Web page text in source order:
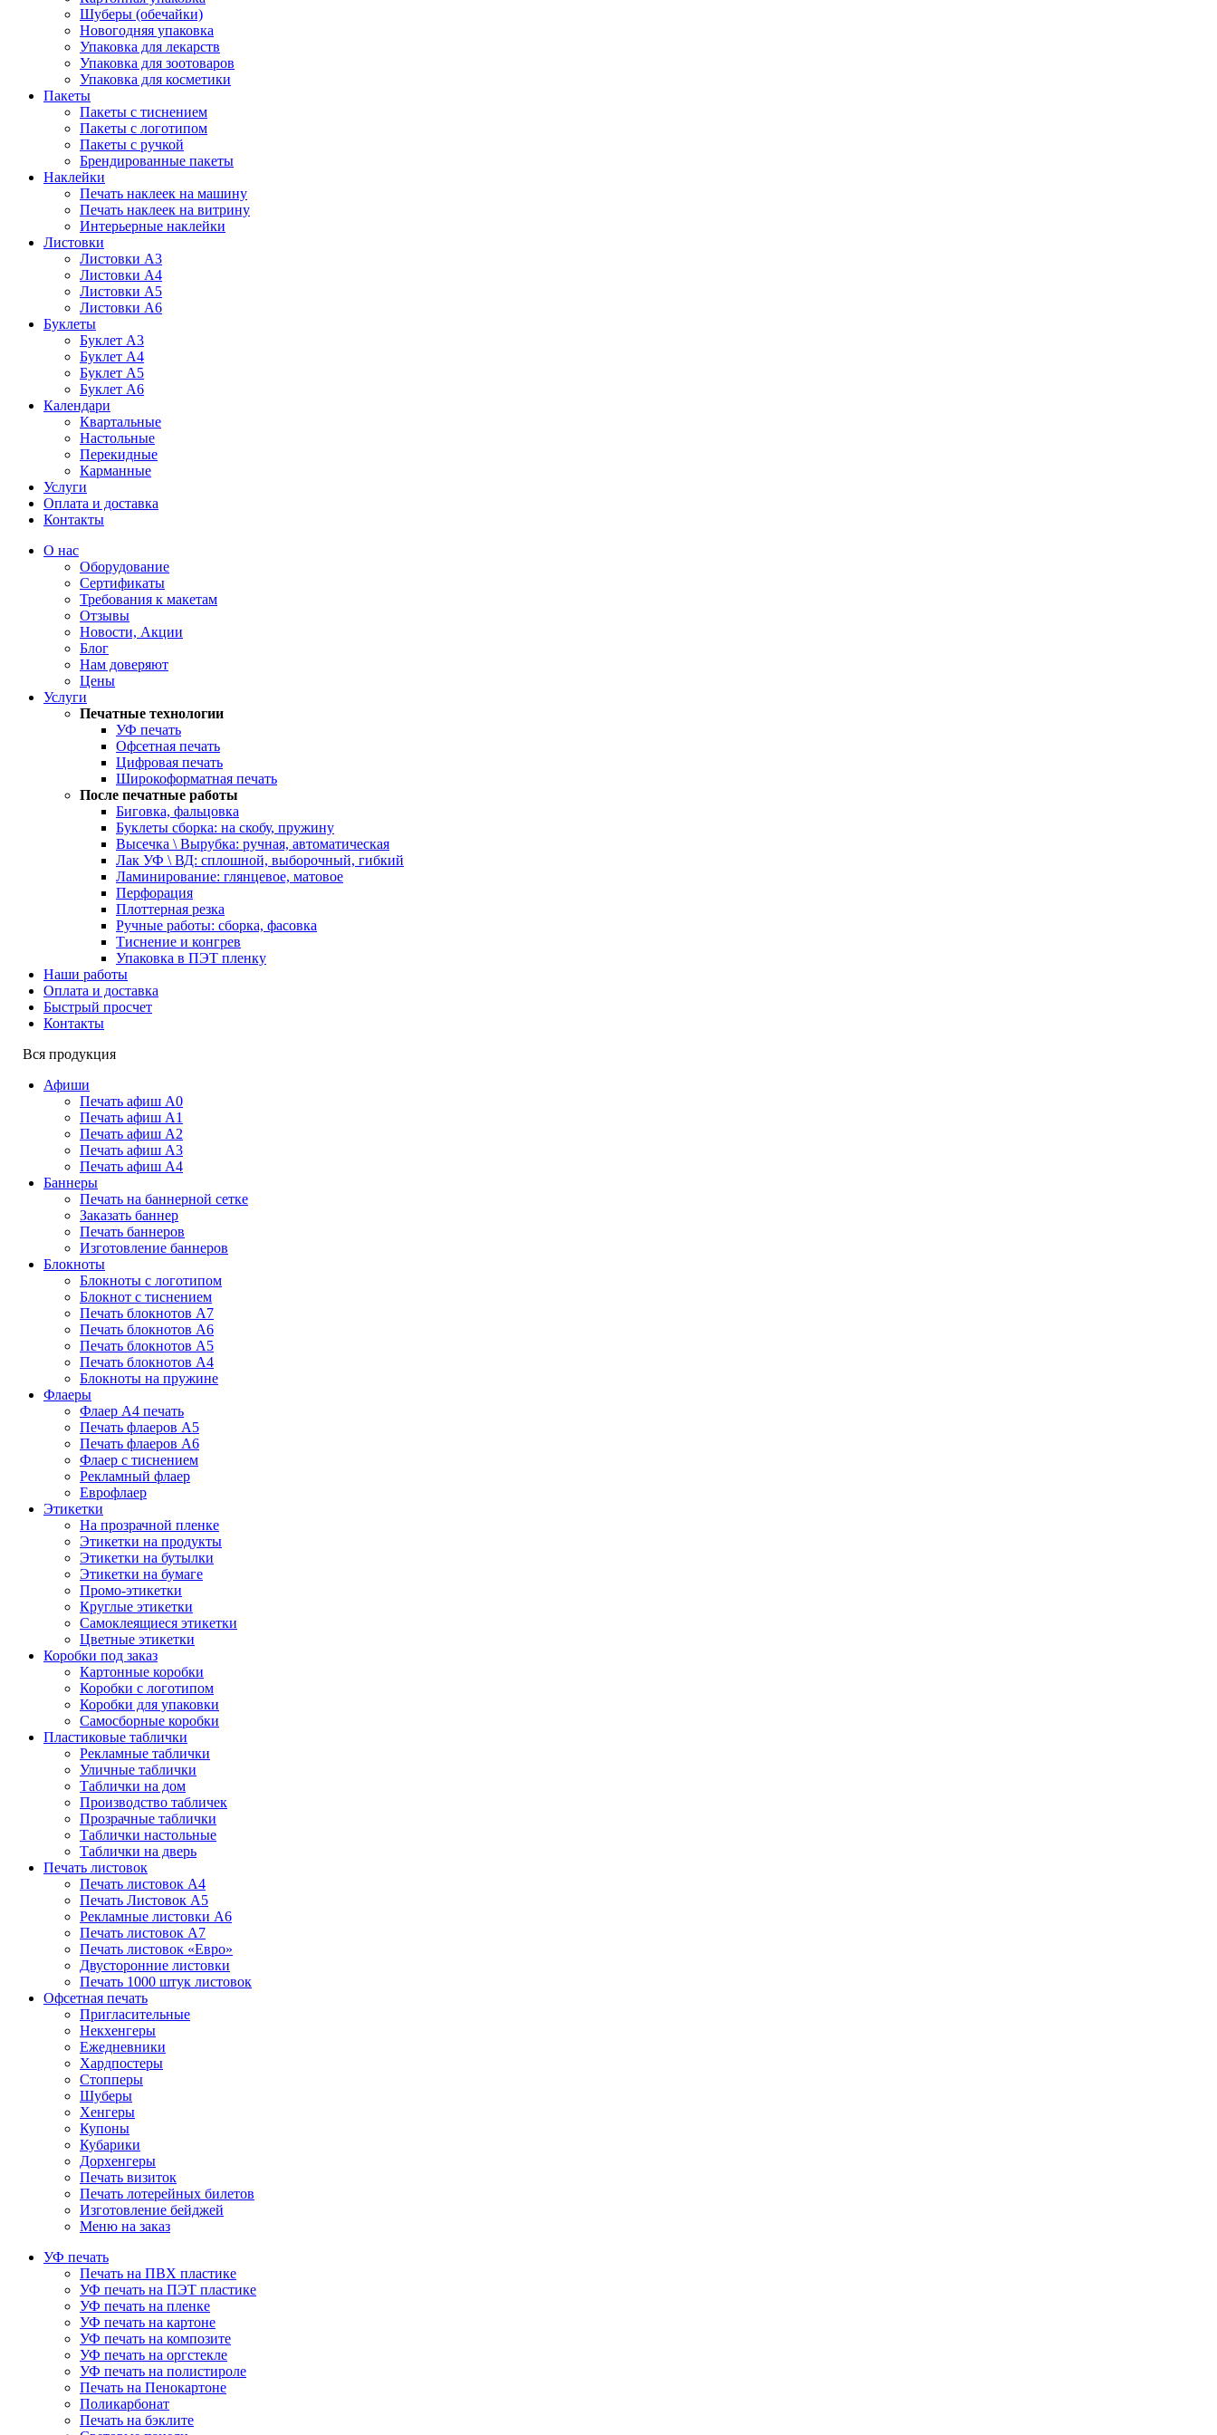
Шуберы (обечайки)
Новогодняя упаковка
Упаковка для лекарств
Упаковка для зоотоваров
Упаковка для косметики
Пакеты
Пакеты с тиснением
Пакеты с логотипом
Пакеты с ручкой
Брендированные пакеты
Наклейки
Печать наклеек на машину
Печать наклеек на витрину
Интерьерные наклейки
Листовки
Листовки А3
Листовки А4
Листовки А5
Листовки А6
Буклеты
Буклет А3
Буклет А4
Буклет А5
Буклет А6
Календари
Квартальные
Настольные
Перекидные
Карманные
Услуги
Оплата и доставка
Контакты
О нас
Оборудование
Сертификаты
Требования к макетам
Отзывы
Новости, Акции
Блог
Нам доверяют
Цены
Услуги
Печатные технологии
УФ печать
Офсетная печать
Цифровая печать
Широкоформатная печать
После печатные работы
Биговка, фальцовка
Буклеты сборка: на скобу, пружину
Высечка \ Вырубка: ручная, автоматическая
Лак УФ \ ВД: сплошной, выборочный, гибкий
Ламинирование: глянцевое, матовое
Перфорация
Плоттерная резка
Ручные работы: сборка, фасовка
Тиснение и конгрев
Упаковка в ПЭТ пленку
Наши работы
Оплата и доставка
Быстрый просчет
Контакты
Вся продукция
Афиши
Печать афиш А0
Печать афиш А1
Печать афиш А2
Печать афиш А3
Печать афиш А4
Баннеры
Печать на баннерной сетке
Заказать баннер
Печать баннеров
Изготовление баннеров
Блокноты
Блокноты с логотипом
Блокнот с тиснением
Печать блокнотов А7
Печать блокнотов А6
Печать блокнотов А5
Печать блокнотов А4
Блокноты на пружине
Флаеры
Флаер А4 печать
Печать флаеров А5
Печать флаеров А6
Флаер с тиснением
Рекламный флаер
Еврофлаер
Этикетки
На прозрачной пленке
Этикетки на продукты
Этикетки на бутылки
Этикетки на бумаге
Промо-этикетки
Круглые этикетки
Самоклеящиеся этикетки
Цветные этикетки
Коробки под заказ
Картонные коробки
Коробки с логотипом
Коробки для упаковки
Самосборные коробки
Пластиковые таблички
Рекламные таблички
Уличные таблички
Таблички на дом
Производство табличек
Прозрачные таблички
Таблички настольные
Таблички на дверь
Печать листовок
Печать листовок А4
Печать Листовок А5
Рекламные листовки А6
Печать листовок А7
Печать листовок «Евро»
Двусторонние листовки
Печать 1000 штук листовок
Офсетная печать
Пригласительные
Некхенгеры
Ежедневники
Хардпостеры
Стопперы
Шуберы
Хенгеры
Купоны
Кубарики
Дорхенгеры
Печать визиток
Печать лотерейных билетов
Изготовление бейджей
Меню на заказ
УФ печать
Печать на ПВХ пластике
УФ печать на ПЭТ пластике
УФ печать на пленке
УФ печать на картоне
УФ печать на композите
УФ печать на оргстекле
УФ печать на полистироле
Печать на Пенокартоне
Поликарбонат
Печать на бэклите